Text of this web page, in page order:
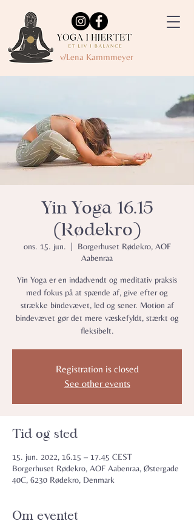
v/Lena Kammmeyer
Yin Yoga 16.15
(Rødekro)
ons. 15. jun.
Borgerhuset Rødekro, AOF
Aabenraa
Yin Yoga er en indadvendt og meditativ praksis
med fokus på at spænde af, give efter og
strække bindevævet, led og sener. Motion af
bindevævet gør det mere væskefyldt, stærkt og
fleksibelt.
Registration is closed
See other events
Tid og sted
15. jun. 2022, 16.15 – 17.45 CEST
Borgerhuset Rødekro, AOF Aabenraa, Østergade
40C, 6230 Rødekro, Denmark
Om eventet